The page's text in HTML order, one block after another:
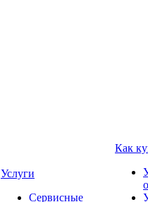
Услуги
Сервисные
Как